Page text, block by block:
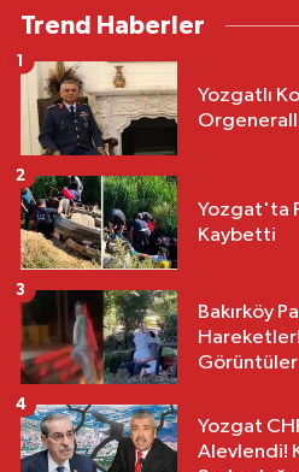
Trend Haberler
Yozgatlı
1
Yozgat'ta
Kaybetti
2
Bakırköy
Görüntüler
3
Yozgat
Alevlendi!
4